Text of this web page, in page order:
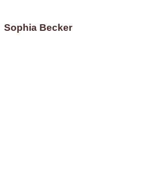
Sophia Becker